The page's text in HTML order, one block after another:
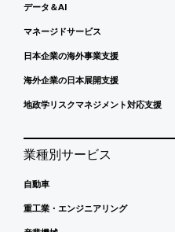
データ＆AI
マネージドサービス
日本企業の海外事業支援
海外企業の日本展開支援
地政学リスクマネジメント対応支援
業種別サービス
自動車
重工業・エンジニアリング